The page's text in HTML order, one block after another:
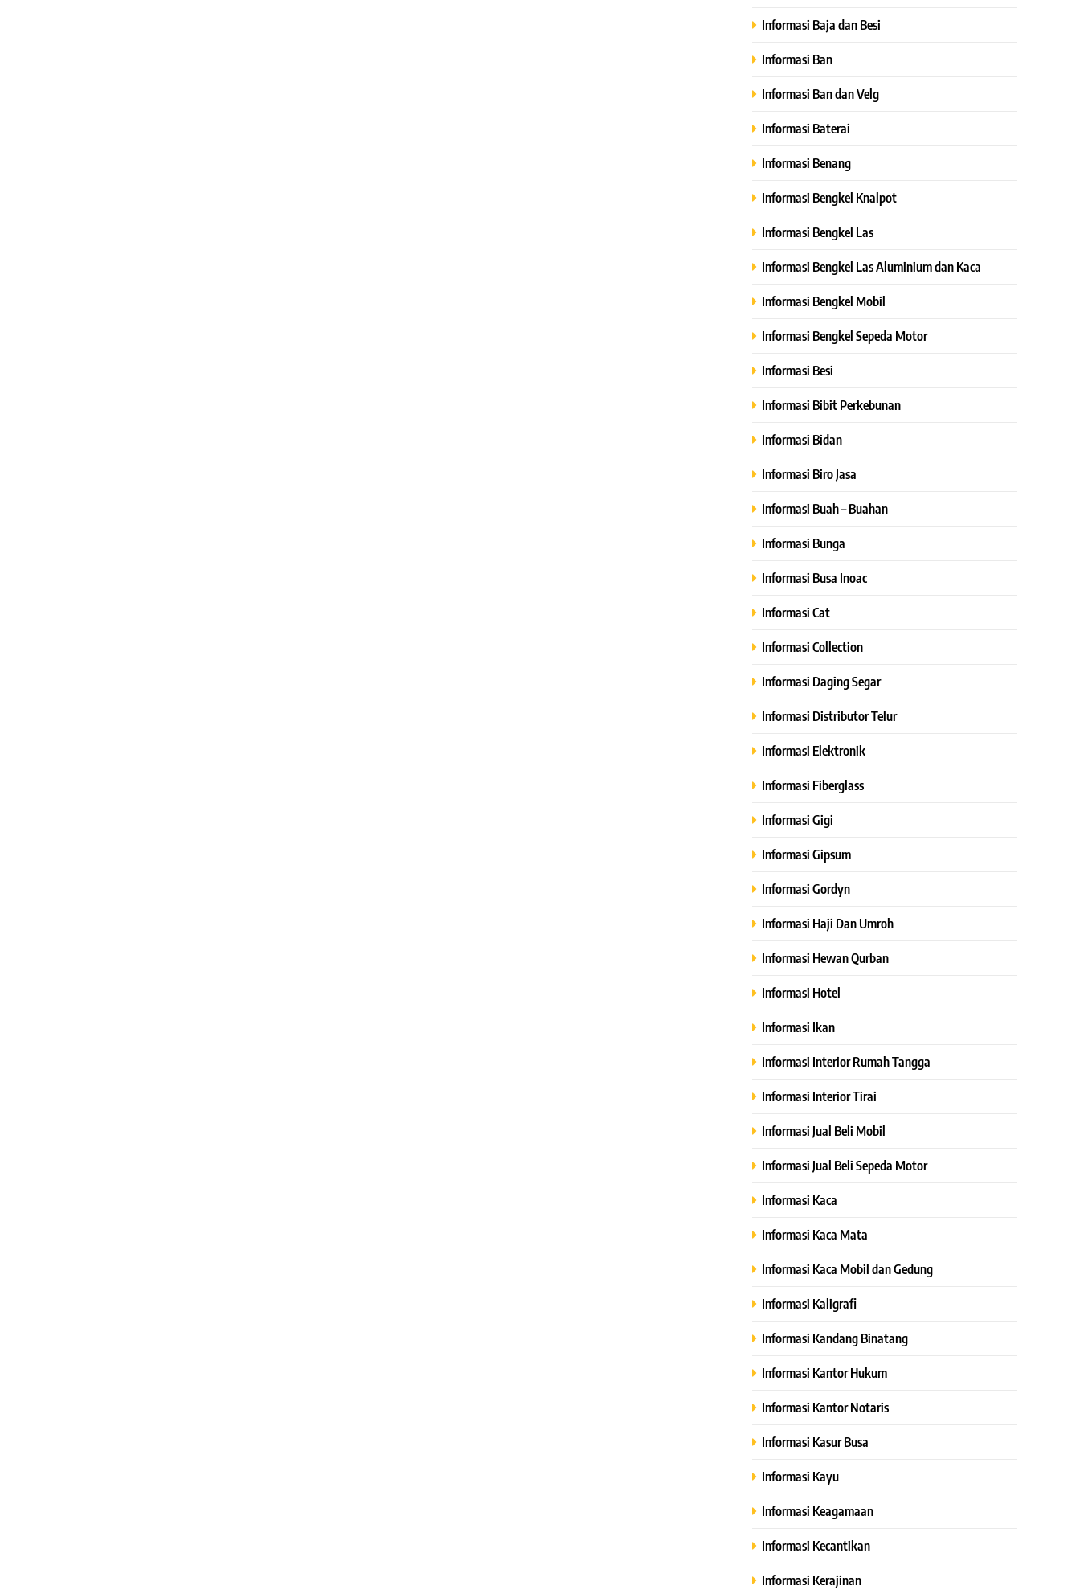
Informasi Baja dan Besi
Informasi Ban
Informasi Ban dan Velg
Informasi Baterai
Informasi Benang
Informasi Bengkel Knalpot
Informasi Bengkel Las
Informasi Bengkel Las Aluminium dan Kaca
Informasi Bengkel Mobil
Informasi Bengkel Sepeda Motor
Informasi Besi
Informasi Bibit Perkebunan
Informasi Bidan
Informasi Biro Jasa
Informasi Buah – Buahan
Informasi Bunga
Informasi Busa Inoac
Informasi Cat
Informasi Collection
Informasi Daging Segar
Informasi Distributor Telur
Informasi Elektronik
Informasi Fiberglass
Informasi Gigi
Informasi Gipsum
Informasi Gordyn
Informasi Haji Dan Umroh
Informasi Hewan Qurban
Informasi Hotel
Informasi Ikan
Informasi Interior Rumah Tangga
Informasi Interior Tirai
Informasi Jual Beli Mobil
Informasi Jual Beli Sepeda Motor
Informasi Kaca
Informasi Kaca Mata
Informasi Kaca Mobil dan Gedung
Informasi Kaligrafi
Informasi Kandang Binatang
Informasi Kantor Hukum
Informasi Kantor Notaris
Informasi Kasur Busa
Informasi Kayu
Informasi Keagamaan
Informasi Kecantikan
Informasi Kerajinan